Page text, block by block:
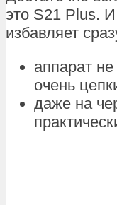
это S21 Plus.
избавляет
аппарат
очень
даже на